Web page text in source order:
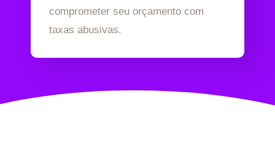
comprometer seu orçamento com
taxas abusivas.